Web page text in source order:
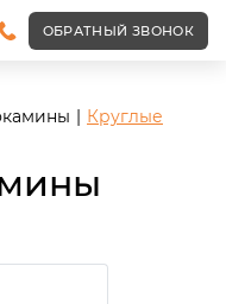
ОБРАТНЫЙ ЗВОНОК
Круглые